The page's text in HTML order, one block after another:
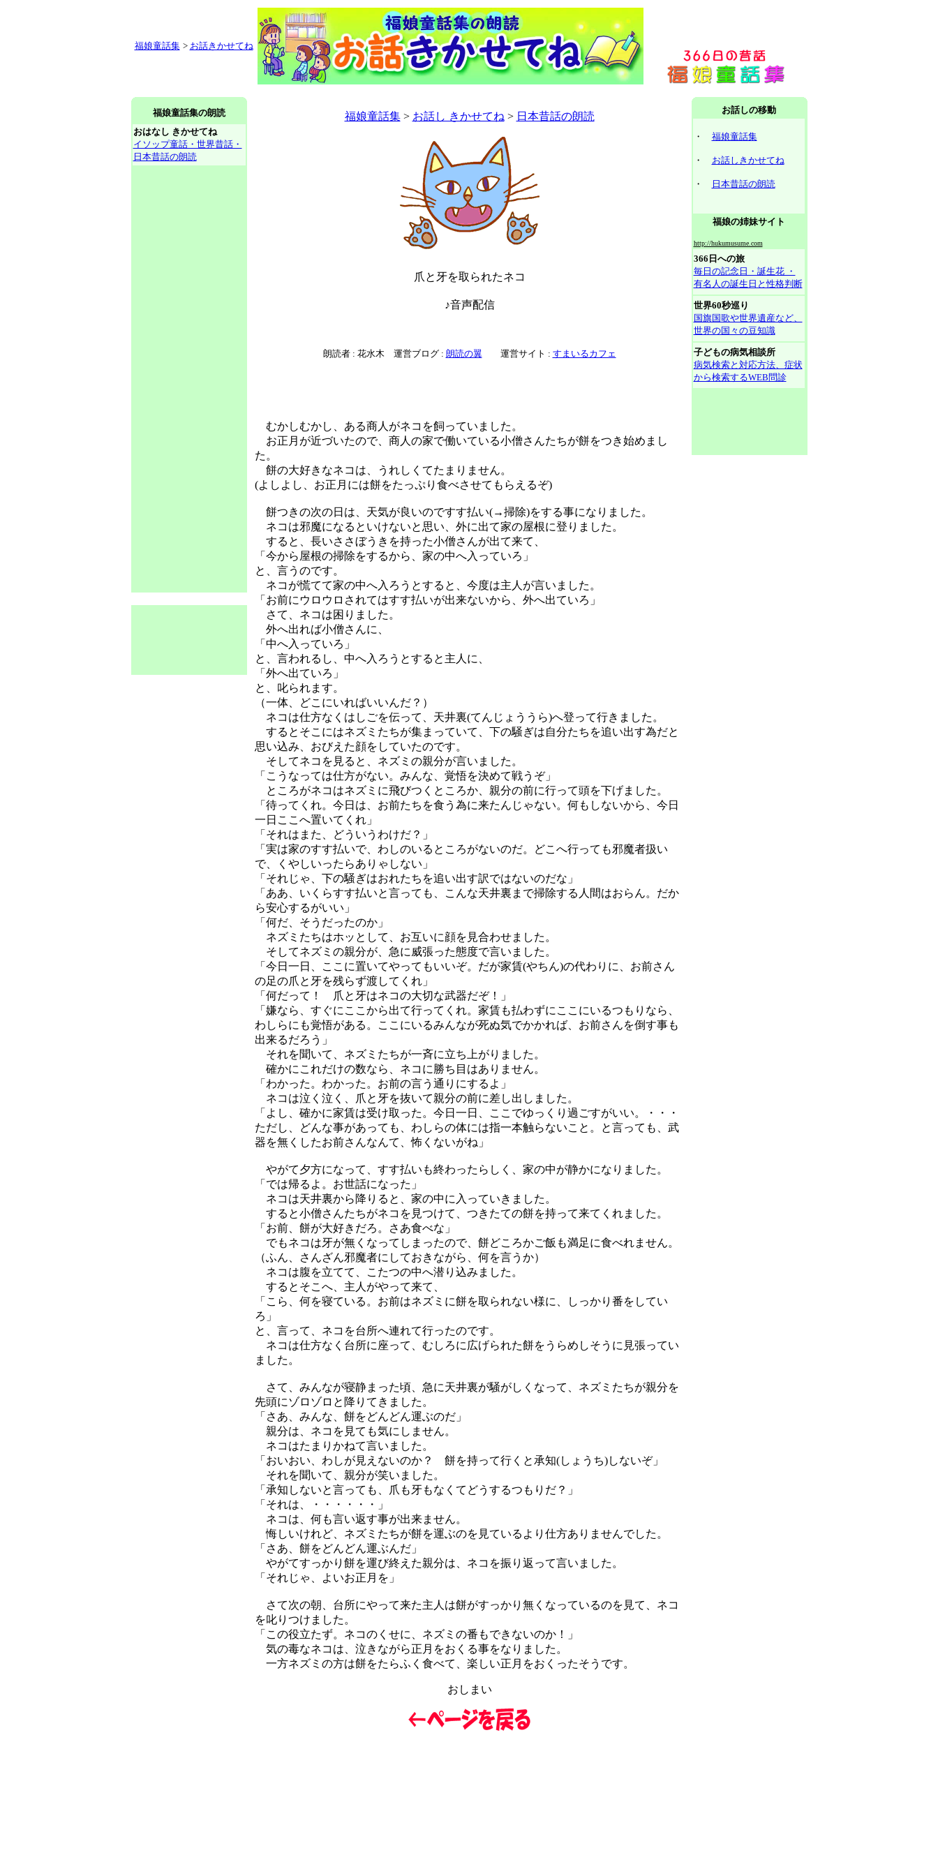
福娘童話集 > お話きかせてね
福娘童話集の朗読
おはなし きかせてね
イソップ童話・世界昔話・
日本昔話の朗読
福娘童話集> お話し きかせてね > 日本昔話の朗読
爪と牙を取られたネコ
♪音声配信
朗読者 : 花水木 運営ブログ : 朗読の翼運営サイト : すまいるカフェ
むかしむかし、ある商人がネコを飼っていました。
お正月が近づいたので、商人の家で働いている小僧さんたちが餅をつき始めまし
た。
餅の大好きなネコは、うれしくてたまりません。
(よしよし、お正月には餅をたっぷり食べさせてもらえるぞ)
餅つきの次の日は、天気が良いのですす払い(→掃除)をする事になりました。
ネコは邪魔になるといけないと思い、外に出て家の屋根に登りました。
すると、長いささぼうきを持った小僧さんが出て来て、
「今から屋根の掃除をするから、家の中へ入っていろ」
と、言うのです。
ネコが慌てて家の中へ入ろうとすると、今度は主人が言いました。
「お前にウロウロされてはすす払いが出来ないから、外へ出ていろ」
さて、ネコは困りました。
外へ出れば小僧さんに、
「中へ入っていろ」
と、言われるし、中へ入ろうとすると主人に、
「外へ出ていろ」
と、叱られます。
（一体、どこにいればいいんだ？）
ネコは仕方なくはしごを伝って、天井裏(てんじょううら)へ登って行きました。
するとそこにはネズミたちが集まっていて、下の騒ぎは自分たちを追い出す為だと
思い込み、おびえた顔をしていたのです。
そしてネコを見ると、ネズミの親分が言いました。
「こうなっては仕方がない。みんな、覚悟を決めて戦うぞ」
ところがネコはネズミに飛びつくところか、親分の前に行って頭を下げました。
「待ってくれ。今日は、お前たちを食う為に来たんじゃない。何もしないから、今日
一日ここへ置いてくれ」
「それはまた、どういうわけだ？」
「実は家のすす払いで、わしのいるところがないのだ。どこへ行っても邪魔者扱い
で、くやしいったらありゃしない」
「それじゃ、下の騒ぎはおれたちを追い出す訳ではないのだな」
「ああ、いくらすす払いと言っても、こんな天井裏まで掃除する人間はおらん。だか
ら安心するがいい」
「何だ、そうだったのか」
ネズミたちはホッとして、お互いに顔を見合わせました。
そしてネズミの親分が、急に威張った態度で言いました。
「今日一日、ここに置いてやってもいいぞ。だが家賃(やちん)の代わりに、お前さん
の足の爪と牙を残らず渡してくれ」
「何だって！ 爪と牙はネコの大切な武器だぞ！」
「嫌なら、すぐにここから出て行ってくれ。家賃も払わずにここにいるつもりなら、
わしらにも覚悟がある。ここにいるみんなが死ぬ気でかかれば、お前さんを倒す事も
出来るだろう」
それを聞いて、ネズミたちが一斉に立ち上がりました。
確かにこれだけの数なら、ネコに勝ち目はありません。
「わかった。わかった。お前の言う通りにするよ」
ネコは泣く泣く、爪と牙を抜いて親分の前に差し出しました。
「よし、確かに家賃は受け取った。今日一日、ここでゆっくり過ごすがいい。・・・
ただし、どんな事があっても、わしらの体には指一本触らないこと。と言っても、武
器を無くしたお前さんなんて、怖くないがね」
やがて夕方になって、すす払いも終わったらしく、家の中が静かになりました。
「では帰るよ。お世話になった」
ネコは天井裏から降りると、家の中に入っていきました。
すると小僧さんたちがネコを見つけて、つきたての餅を持って来てくれました。
「お前、餅が大好きだろ。さあ食べな」
でもネコは牙が無くなってしまったので、餅どころかご飯も満足に食べれません。
（ふん、さんざん邪魔者にしておきながら、何を言うか）
ネコは腹を立てて、こたつの中へ潜り込みました。
するとそこへ、主人がやって来て、
「こら、何を寝ている。お前はネズミに餅を取られない様に、しっかり番をしてい
ろ」
と、言って、ネコを台所へ連れて行ったのです。
ネコは仕方なく台所に座って、むしろに広げられた餅をうらめしそうに見張ってい
ました。
さて、みんなが寝静まった頃、急に天井裏が騒がしくなって、ネズミたちが親分を
先頭にゾロゾロと降りてきました。
「さあ、みんな、餅をどんどん運ぶのだ」
親分は、ネコを見ても気にしません。
ネコはたまりかねて言いました。
「おいおい、わしが見えないのか？ 餅を持って行くと承知(しょうち)しないぞ」
それを聞いて、親分が笑いました。
「承知しないと言っても、爪も牙もなくてどうするつもりだ？」
「それは、・・・・・・」
ネコは、何も言い返す事が出来ません。
悔しいけれど、ネズミたちが餅を運ぶのを見ているより仕方ありませんでした。
「さあ、餅をどんどん運ぶんだ」
やがてすっかり餅を運び終えた親分は、ネコを振り返って言いました。
「それじゃ、よいお正月を」
さて次の朝、台所にやって来た主人は餅がすっかり無くなっているのを見て、ネコ
を叱りつけました。
「この役立たず。ネコのくせに、ネズミの番もできないのか！」
気の毒なネコは、泣きながら正月をおくる事をなりました。
一方ネズミの方は餅をたらふく食べて、楽しい正月をおくったそうです。
おしまい
お話しの移動
・ 福娘童話集
・ お話しきかせてね
・ 日本昔話の朗読
福娘の姉妹サイト
http://hukumusume.com
366日への旅
毎日の記念日・誕生花 ・
有名人の誕生日と性格判断
世界60秒巡り
国旗国歌や世界遺産など、
世界の国々の豆知識
子どもの病気相談所
病気検索と対応方法、症状
から検索するWEB問診